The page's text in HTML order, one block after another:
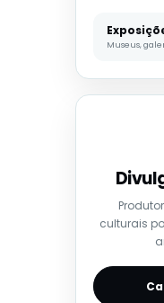
Museus,
culturais